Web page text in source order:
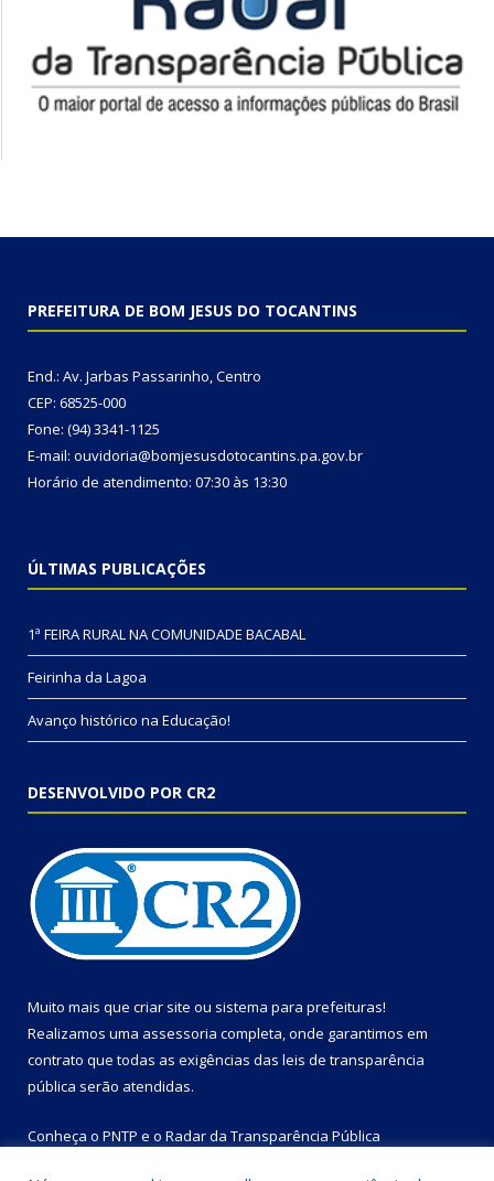
PREFEITURA DE BOM JESUS DO TOCANTINS
End.: Av. Jarbas Passarinho, Centro
CEP: 68525-000
Fone: (94) 3341-1125
E-mail: ouvidoria@bomjesusdotocantins.pa.gov.br
Horário de atendimento: 07:30 às 13:30
ÚLTIMAS PUBLICAÇÕES
1ª FEIRA RURAL NA COMUNIDADE BACABAL
Feirinha da Lagoa
Avanço histórico na Educação!
DESENVOLVIDO POR CR2
Muito mais que criar site ou sistema para prefeituras!
Realizamos uma assessoria completa, onde garantimos em
contrato que todas as exigências das leis de transparência
pública serão atendidas.
Conheça o PNTP e o Radar da Transparência Pública